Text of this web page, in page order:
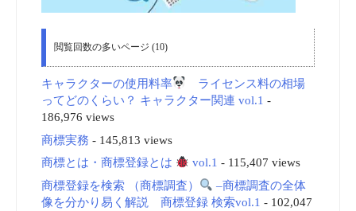
閲覧回数の多いページ (10)
キャラクターの使用料率
ライセンス料の相場
ってどのくらい？ キャラクター関連 vol.1 -
186,976 views
商標実務 - 145,813 views
商標とは・商標登録とは
vol.1 - 115,407 views
商標登録を検索 （商標調査）
–商標調査の全体
像を分かり易く解説 商標登録 検索vol.1 - 102,047